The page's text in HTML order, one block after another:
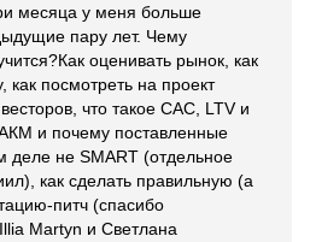
месяца у меня больше
пару лет. Чему
оценивать рынок, как
как посмотреть на проект
что такое CAC, LTV и
и почему поставленные
деле не SMART (отдельное
как сделать правильную (а
питч (спасибо
Martyn и Светлана